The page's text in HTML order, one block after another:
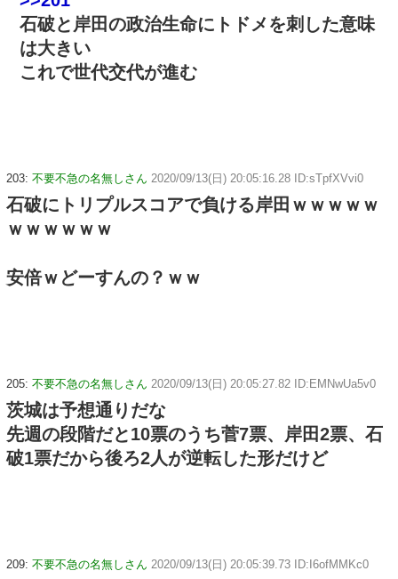
石破と岸田の政治生命にトドメを刺した意味
は大きい
これで世代交代が進む
203: 不要不急の名無しさん 2020/09/13(日) 20:05:16.28 ID:sTpfXVvi0
石破にトリプルスコアで負ける岸田ｗｗｗｗｗ
ｗｗｗｗｗｗ
安倍ｗどーすんの？ｗｗ
205: 不要不急の名無しさん 2020/09/13(日) 20:05:27.82 ID:EMNwUa5v0
茨城は予想通りだな
先週の段階だと10票のうち菅7票、岸田2票、石
破1票だから後ろ2人が逆転した形だけど
209: 不要不急の名無しさん 2020/09/13(日) 20:05:39.73 ID:I6ofMMKc0